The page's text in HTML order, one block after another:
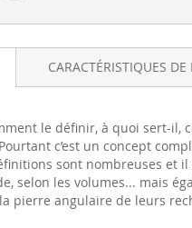
le définir, à quoi sert-il,
c’est un concept
sont nombreuses et
selon les volumes... mais
pierre angulaire de leurs
CARACTÉRISTIQUES DE